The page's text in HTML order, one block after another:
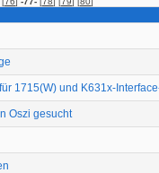
1715(W) und K631x-
Oszi gesucht